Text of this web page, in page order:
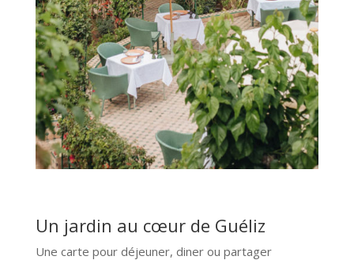
Un jardin au cœur de Guéliz
Une carte pour déjeuner, diner ou partager